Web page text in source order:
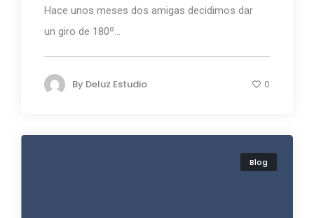
Hace unos meses dos amigas decidimos dar
un giro de 180º...
By Deluz Estudio 0
Blog